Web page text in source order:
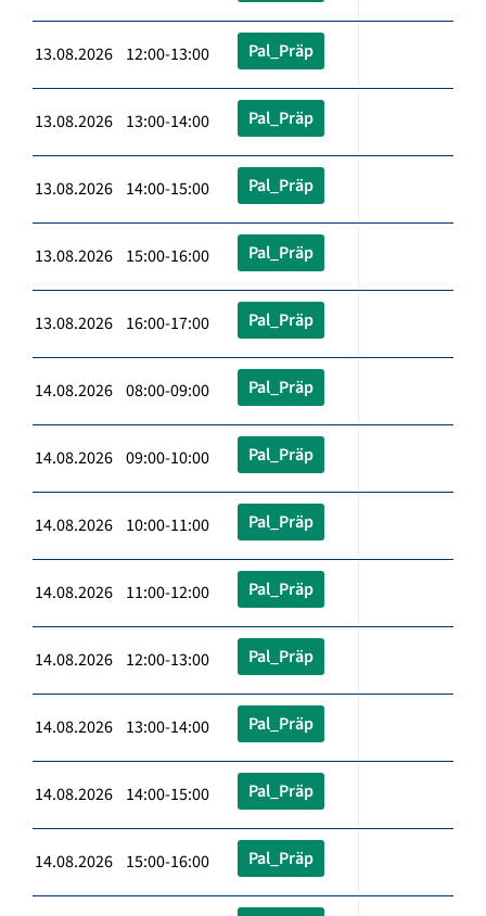
13.08.2026 12:00-13:00 Pal_Präp
13.08.2026 13:00-14:00 Pal_Präp
13.08.2026 14:00-15:00 Pal_Präp
13.08.2026 15:00-16:00 Pal_Präp
13.08.2026 16:00-17:00 Pal_Präp
14.08.2026 08:00-09:00 Pal_Präp
14.08.2026 09:00-10:00 Pal_Präp
14.08.2026 10:00-11:00 Pal_Präp
14.08.2026 11:00-12:00 Pal_Präp
14.08.2026 12:00-13:00 Pal_Präp
14.08.2026 13:00-14:00 Pal_Präp
14.08.2026 14:00-15:00 Pal_Präp
14.08.2026 15:00-16:00 Pal_Präp